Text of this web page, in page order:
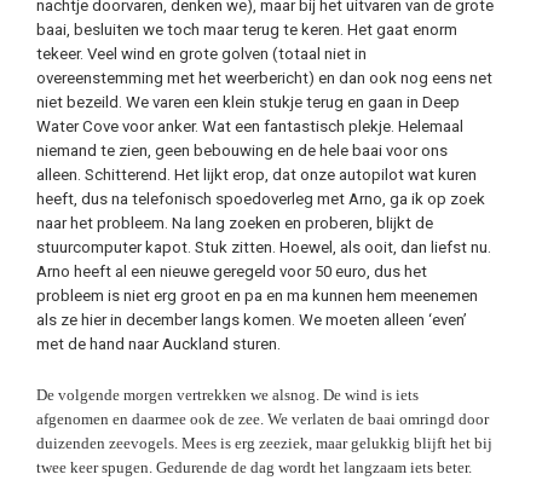
nachtje doorvaren, denken we), maar bij het uitvaren van de grote
baai, besluiten we toch maar terug te keren. Het gaat enorm
tekeer. Veel wind en grote golven (totaal niet in
overeenstemming met het weerbericht) en dan ook nog eens net
niet bezeild. We varen een klein stukje terug en gaan in Deep
Water Cove voor anker. Wat een fantastisch plekje. Helemaal
niemand te zien, geen bebouwing en de hele baai voor ons
alleen. Schitterend. Het lijkt erop, dat onze autopilot wat kuren
heeft, dus na telefonisch spoedoverleg met Arno, ga ik op zoek
naar het probleem. Na lang zoeken en proberen, blijkt de
stuurcomputer kapot. Stuk zitten. Hoewel, als ooit, dan liefst nu.
Arno heeft al een nieuwe geregeld voor 50 euro, dus het
probleem is niet erg groot en pa en ma kunnen hem meenemen
als ze hier in december langs komen. We moeten alleen ‘even’
met de hand naar Auckland sturen.
De volgende morgen vertrekken we alsnog. De wind is iets
afgenomen en daarmee ook de zee. We verlaten de baai omringd door
duizenden zeevogels. Mees is erg zeeziek, maar gelukkig blijft het bij
twee keer spugen. Gedurende de dag wordt het langzaam iets beter.